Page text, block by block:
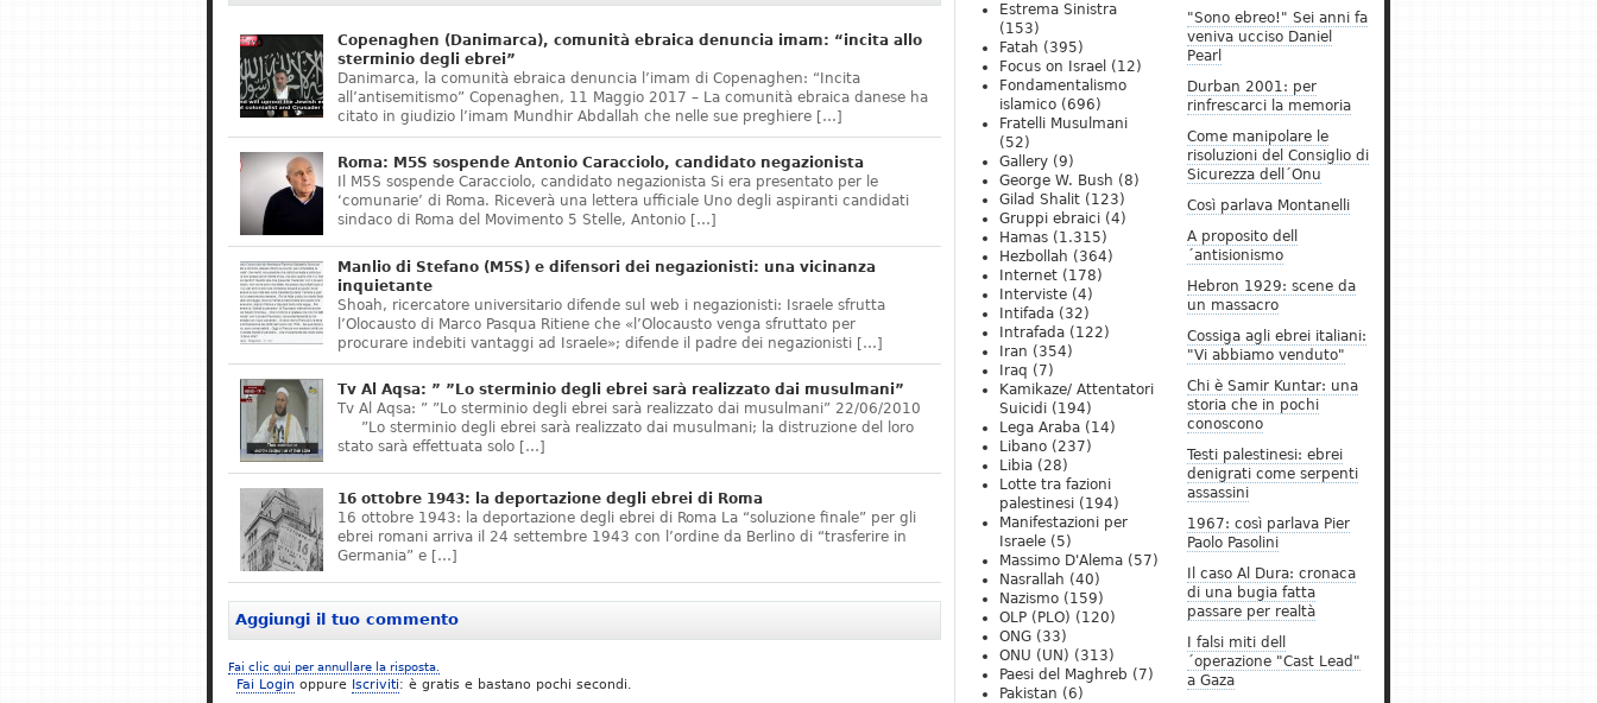
Copenaghen (Danimarca), comunità ebraica denuncia imam: “incita allo
sterminio degli ebrei”
Danimarca, la comunità ebraica denuncia l’imam di Copenaghen: “Incita
all’antisemitismo” Copenaghen, 11 Maggio 2017 – La comunità ebraica danese ha
citato in giudizio l’imam Mundhir Abdallah che nelle sue preghiere […]
Roma: M5S sospende Antonio Caracciolo, candidato negazionista
Il M5S sospende Caracciolo, candidato negazionista Si era presentato per le
‘comunarie’ di Roma. Riceverà una lettera ufficiale Uno degli aspiranti candidati
sindaco di Roma del Movimento 5 Stelle, Antonio […]
Manlio di Stefano (M5S) e difensori dei negazionisti: una vicinanza
inquietante
Shoah, ricercatore universitario difende sul web i negazionisti: Israele sfrutta
l’Olocausto di Marco Pasqua Ritiene che «l’Olocausto venga sfruttato per
procurare indebiti vantaggi ad Israele»; difende il padre dei negazionisti […]
Tv Al Aqsa: ” ”Lo sterminio degli ebrei sarà realizzato dai musulmani”
Tv Al Aqsa: ” ”Lo sterminio degli ebrei sarà realizzato dai musulmani” 22/06/2010
”Lo sterminio degli ebrei sarà realizzato dai musulmani; la distruzione del loro
stato sarà effettuata solo […]
16 ottobre 1943: la deportazione degli ebrei di Roma
16 ottobre 1943: la deportazione degli ebrei di Roma La “soluzione finale” per gli
ebrei romani arriva il 24 settembre 1943 con l’ordine da Berlino di “trasferire in
Germania” e […]
Aggiungi il tuo commento
Fai clic qui per annullare la risposta.
Fai Login oppure Iscriviti: è gratis e bastano pochi secondi.
"Sono ebreo!" Sei anni fa
veniva ucciso Daniel
Pearl
Durban 2001: per
rinfrescarci la memoria
Come manipolare le
risoluzioni del Consiglio di
Sicurezza dell´Onu
Così parlava Montanelli
A proposito dell
´antisionismo
Hebron 1929: scene da
un massacro
Cossiga agli ebrei italiani:
"Vi abbiamo venduto"
Chi è Samir Kuntar: una
storia che in pochi
conoscono
Testi palestinesi: ebrei
denigrati come serpenti
assassini
1967: così parlava Pier
Paolo Pasolini
Il caso Al Dura: cronaca
di una bugia fatta
passare per realtà
I falsi miti dell
´operazione "Cast Lead"
a Gaza
Estrema Sinistra
(153)
Fatah (395)
Focus on Israel (12)
Fondamentalismo
islamico (696)
Fratelli Musulmani
(52)
Gallery (9)
George W. Bush (8)
Gilad Shalit (123)
Gruppi ebraici (4)
Hamas (1.315)
Hezbollah (364)
Internet (178)
Interviste (4)
Intifada (32)
Intrafada (122)
Iran (354)
Iraq (7)
Kamikaze/ Attentatori
Suicidi (194)
Lega Araba (14)
Libano (237)
Libia (28)
Lotte tra fazioni
palestinesi (194)
Manifestazioni per
Israele (5)
Massimo D'Alema (57)
Nasrallah (40)
Nazismo (159)
OLP (PLO) (120)
ONG (33)
ONU (UN) (313)
Paesi del Maghreb (7)
Pakistan (6)